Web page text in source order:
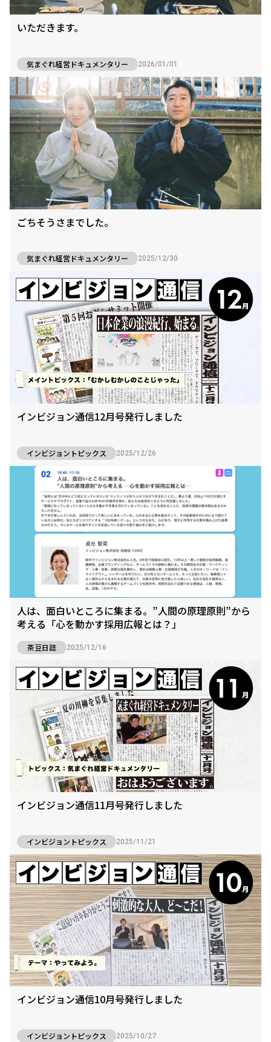
いただきます。
気まぐれ経営ドキュメンタリー 2026/01/01
ごちそうさまでした。
気まぐれ経営ドキュメンタリー 2025/12/30
インビジョン通信12月号発行しました
インビジョントピックス 2025/12/26
人は、面白いところに集まる。”人間の原理原則”から
考える「心を動かす採用広報とは？」
茶豆日誌 2025/12/16
インビジョン通信11月号発行しました
インビジョントピックス 2025/11/21
インビジョン通信10月号発行しました
インビジョントピックス 2025/10/27